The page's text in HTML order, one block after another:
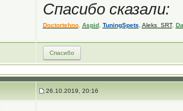
Спасибо сказали:
Doctortehno, Aspid, TuningSpets Aleks_SRT,
Спасибо
26.10.2019, 20:16